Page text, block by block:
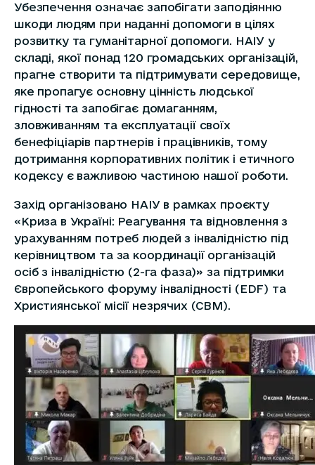
Убезпечення означає запобігати заподіянню
шкоди людям при наданні допомоги в цілях
розвитку та гуманітарної допомоги. НАІУ у
складі, якої понад 120 громадських організацій,
прагне створити та підтримувати середовище,
яке пропагує основну цінність людської
гідності та запобігає домаганням,
зловживанням та експлуатації своїх
бенефіціарів партнерів і працівників, тому
дотримання корпоративних політик і етичного
кодексу є важливою частиною нашої роботи.
Захід організовано НАІУ в рамках проєкту
«Криза в Україні: Реагування та відновлення з
урахуванням потреб людей з інвалідністю під
керівництвом та за координації організацій
осіб з інвалідністю (2-га фаза)» за підтримки
Європейського форуму інвалідності (EDF) та
Християнської місії незрячих (СBM).